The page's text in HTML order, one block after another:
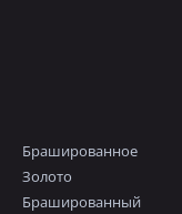
Брашированное
Золото
Брашированный